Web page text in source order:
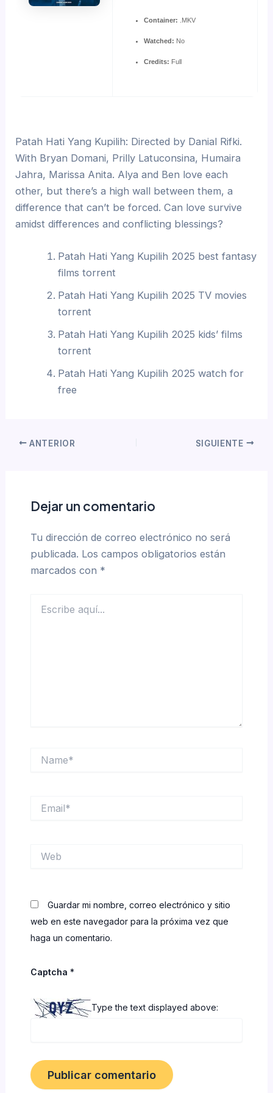
Container: .MKV
Watched: No
Credits: Full
Patah Hati Yang Kupilih: Directed by Danial Rifki.
With Bryan Domani, Prilly Latuconsina, Humaira
Jahra, Marissa Anita. Alya and Ben love each
other, but there’s a high wall between them, a
difference that can’t be forced. Can love survive
amidst differences and conflicting blessings?
Patah Hati Yang Kupilih 2025 best fantasy
films torrent
Patah Hati Yang Kupilih 2025 TV movies
torrent
Patah Hati Yang Kupilih 2025 kids’ films
torrent
Patah Hati Yang Kupilih 2025 watch for
free
ANTERIOR SIGUIENTE
Dejar un comentario
Tu dirección de correo electrónico no será
publicada. Los campos obligatorios están
marcados con *
aquí...
Guardar mi nombre, correo electrónico y sitio
web en este navegador para la próxima vez que
haga un comentario.
Captcha *
Type the text displayed above: